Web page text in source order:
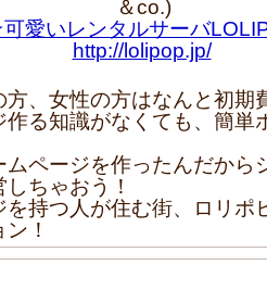
＆co.)
愛いレンタルサーバ
http://lolipop.jp/
、女性の方はなんと初期
る知識がなくても、簡単
ページを作ったんだから
しちゃおう！
持つ人が住む街、ロリポ
！